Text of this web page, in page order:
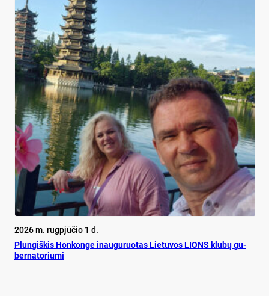
2026 m. rugpjūčio 1 d.
Plun­giš­kis Hon­kon­ge inau­gu­ruo­tas Lie­tu­vos LIONS klu­bų gu­
ber­na­to­riu­mi